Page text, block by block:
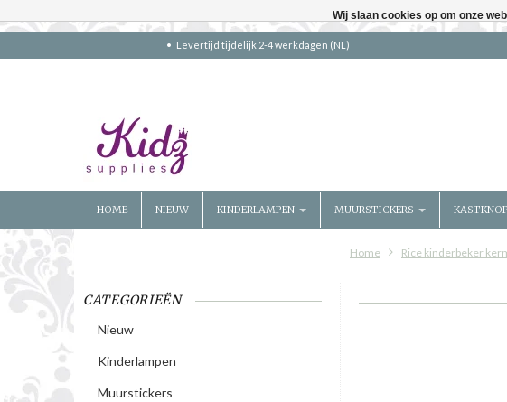
Levertijd tijdelijk 2-4 werkdagen (NL)
HOME NIEUW KINDERLAMPEN MUURSTICKERS
Home Rice kinderbeker
CATEGORIEËN
Nieuw
Kinderlampen
Muurstickers
Wij slaan cookies op om onze